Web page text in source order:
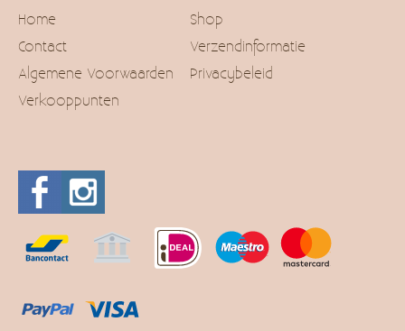
Home
Shop
Contact
Verzendinformatie
Algemene Voorwaarden
Privacybeleid
Verkooppunten